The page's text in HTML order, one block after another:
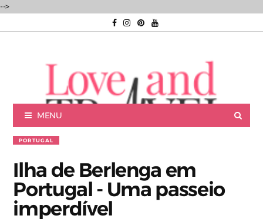
-->
Luxury experiences | Viagens Incríveis | Experiências únicas |
MENU
PORTUGAL
Ilha de Berlenga em
Portugal - Uma passeio
imperdível